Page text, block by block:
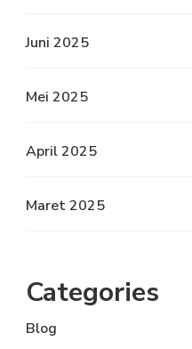
Juni 2025
Mei 2025
April 2025
Maret 2025
Categories
Blog